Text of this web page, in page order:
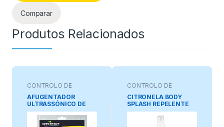
Comparar
Produtos Relacionados
CONTROLO DE
PRAGAS
AFUGENTADOR
ULTRASSÓNICO DE
RATOS E RATAZANAS
CONTROLO DE
PRAGAS
CITRONELA BODY
SPLASH REPELENTE
DE INSETOS E
MOSQUITOS 200 ml